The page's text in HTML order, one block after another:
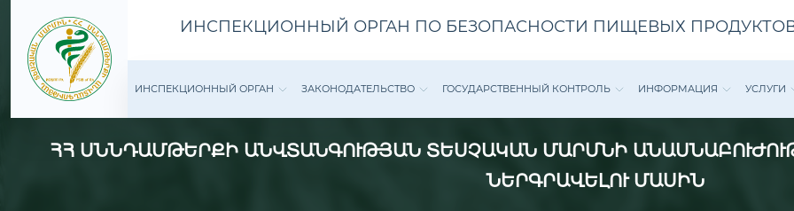
ИНСПЕКЦИОННЫЙ ОРГАН ПО БЕЗОПАСНОСТИ ПИЩЕВЫХ
ИНСПЕКЦИОННЫЙ ОРГАН ЗАКОНОДАТЕ­ЛЬСТВО ГОСУДАРСТВЕННЫЙ КОНТРОЛЬ ИНФОРМАЦИЯ УСЛУГИ
ՀՀ ՍՆՆԴԱՄԹԵՐՔԻ ԱՆՎՏԱՆԳՈՒԹՅԱՆ ՏԵՍՉԱԿԱՆ ՄԱՐՄՆԻ
ՆԵՐԳՐԱՎԵԼՈՒ ՄԱՍԻՆ